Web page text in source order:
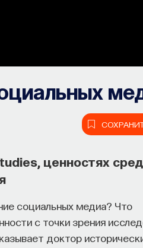
ценностях
социальных медиа? Что
с точки зрения
доктор мнение